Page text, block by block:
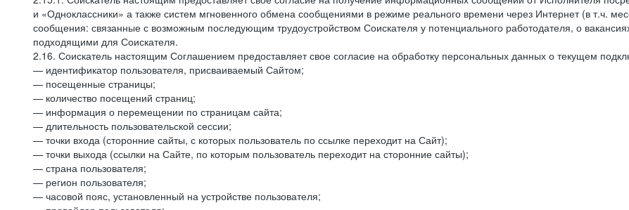
и «Одноклассники» а также систем мгновенного обмена сообщениями в режиме реального времени через Интернет (в т.ч.
сообщения: связанные с возможным последующим трудоустройством Соискателя у потенциального работодателя, о
подходящими для Соискателя.
2.16. Соискатель настоящим Соглашением предоставляет свое согласие на обработку персональных данных о текущем
— идентификатор пользователя, присваиваемый Сайтом;
— посещенные страницы;
— количество посещений страниц;
— информация о перемещении по страницам сайта;
— длительность пользовательской сессии;
— точки входа (сторонние сайты, с которых пользователь по ссылке переходит на Сайт);
— точки выхода (ссылки на Сайте, по которым пользователь переходит на сторонние сайты);
— страна пользователя;
— регион пользователя;
— часовой пояс, установленный на устройстве пользователя;